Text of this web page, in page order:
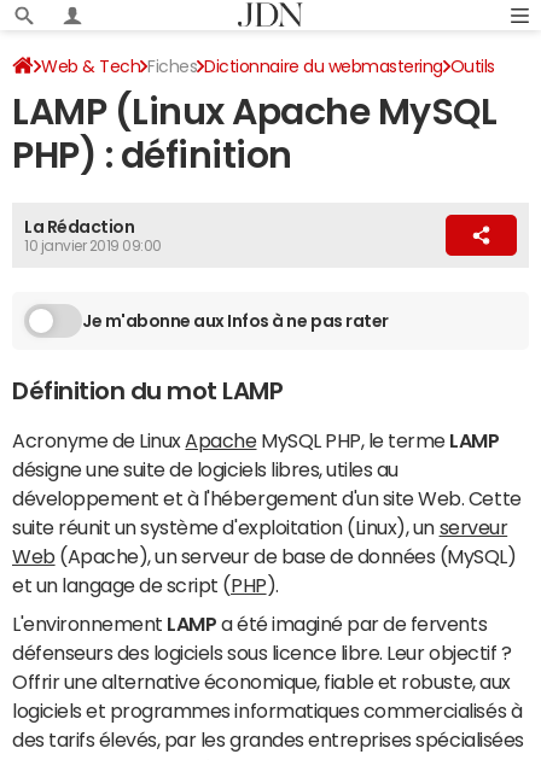
Web & Tech Fiches Dictionnaire du webmastering Outils
LAMP (Linux Apache MySQL
PHP) : définition
La Rédaction
10 janvier 2019 09:00
Je m'abonne aux Infos à ne pas rater
Définition du mot LAMP
Acronyme de Linux ApacheMySQL PHP, le terme LAMP
désigne une suite de logiciels libres, utiles au
développement et à l'hébergement d'un site Web. Cette
suite réunit un système d'exploitation (Linux), un serveur
Web (Apache), un serveur de base de données (MySQL)
et un langage de script (PHP ).
L'environnement LAMP a été imaginé par de fervents
défenseurs des logiciels sous licence libre. Leur objectif ?
Offrir une alternative économique, fiable et robuste, aux
logiciels et programmes informatiques commercialisés à
des tarifs élevés, par les grandes entreprises spécialisées